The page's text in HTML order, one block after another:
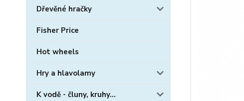
Dřevěné hračky
Fisher Price
Hot wheels
Hry a hlavolamy
K vodě - čluny, kruhy...